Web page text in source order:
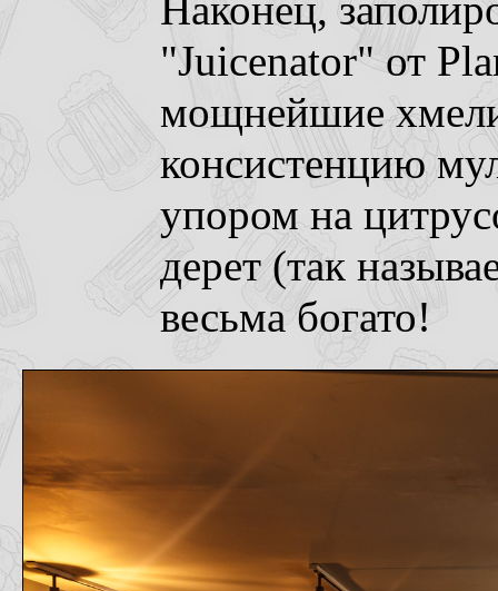
Наконец,
"Juicenator" от
мощнейшие
консистенцию
упором на
дерет (так
весьма богато!